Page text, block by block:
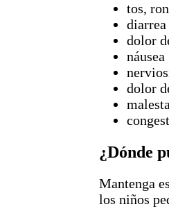
tos,
diarrea
dolor
náusea
dolor
¿Dónde
Mantenga
los niños